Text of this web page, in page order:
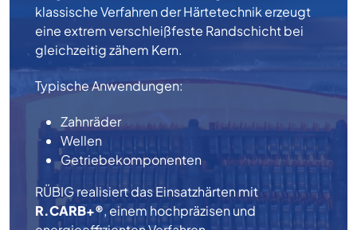
klassische Verfahren der Härtetechnik erzeugt
eine extrem verschleißfeste Randschicht bei
gleichzeitig zähem Kern.
Typische Anwendungen:
Zahnräder
Wellen
Getriebekomponenten
RÜBIG realisiert das Einsatzhärten mit
R.CARB+®, einem hochpräzisen und